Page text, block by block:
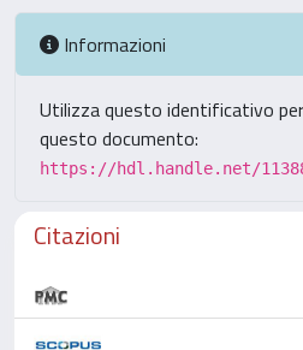
Informazioni
Utilizza questo identificativo
questo documento:
https://hdl.handle.net/
Citazioni